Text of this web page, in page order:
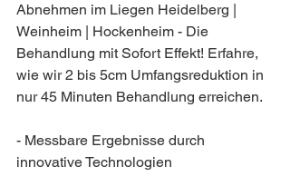
Abnehmen im Liegen Heidelberg |
Weinheim | Hockenheim - Die
Behandlung mit Sofort Effekt! Erfahre,
wie wir 2 bis 5cm Umfangsreduktion in
nur 45 Minuten Behandlung erreichen. ​
- Messbare Ergebnisse durch
innovative Technologien